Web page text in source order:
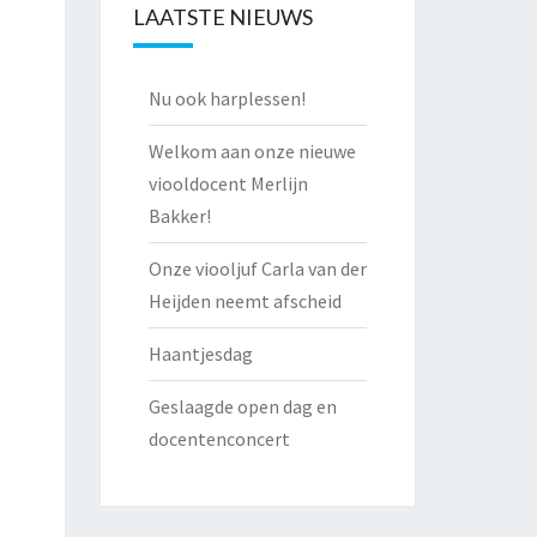
LAATSTE NIEUWS
Nu ook harplessen!
Welkom aan onze nieuwe
viooldocent Merlijn
Bakker!
Onze viooljuf Carla van der
Heijden neemt afscheid
Haantjesdag
Geslaagde open dag en
docentenconcert